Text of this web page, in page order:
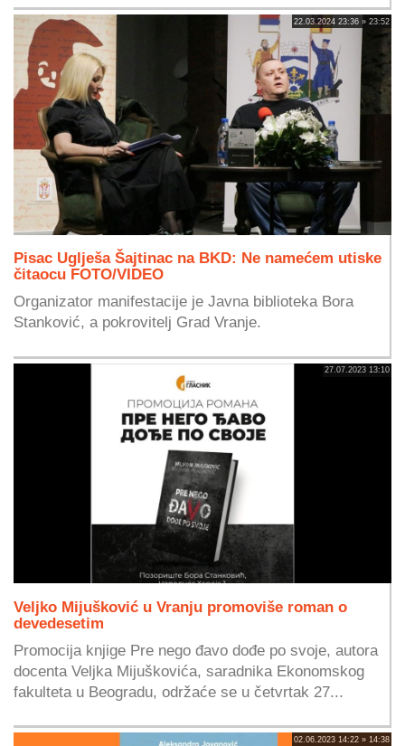
22.03.2024 23:36 » 23:52
Pisac Uglješa Šajtinac na BKD: Ne namećem utiske
čitaocu FOTO/VIDEO
Organizator manifestacije je Javna biblioteka Bora
Stanković, a pokrovitelj Grad Vranje.
27.07.2023 13:10
Veljko Mijušković u Vranju promoviše roman o
devedesetim
Promocija knjige Pre nego đavo dođe po svoje, autora
docenta Veljka Mijuškovića, saradnika Ekonomskog
fakulteta u Beogradu, održaće se u četvrtak 27...
02.06.2023 14:22 » 14:38